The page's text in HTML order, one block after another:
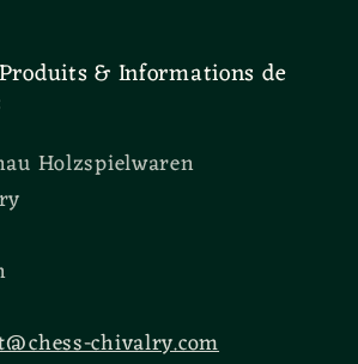
& Informations de
Holzspielwaren
chivalry.com